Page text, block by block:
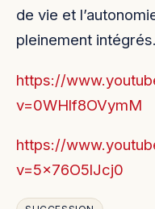
de vie et
pleinement intégrés.
https://
v=0WHlf8OVymM
https://
v=5x76O5lJcj0